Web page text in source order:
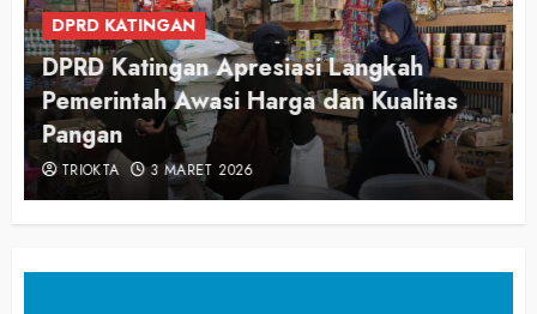
DPRD KATINGAN
DPRD Katingan Apresiasi Langkah
Pemerintah Awasi Harga dan Kualitas
Pangan
TRIOKTA 3 MARET 2026